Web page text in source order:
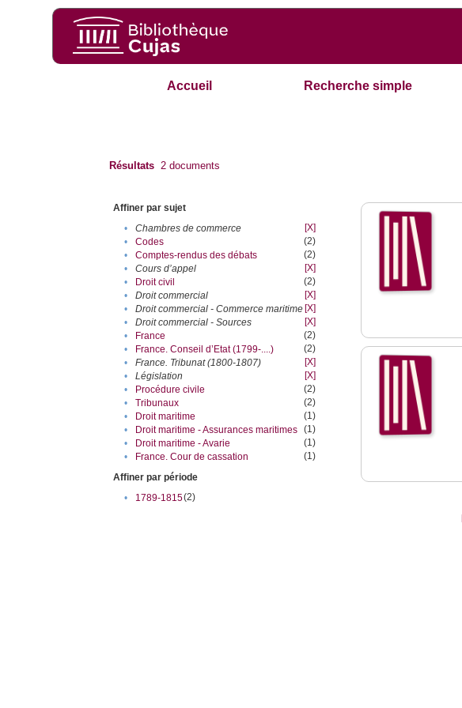
Accueil Recherche simple
Résultats 2 documents
Affiner par sujet
•
Chambres de commerce
[X]
•
Codes
(2)
•
Comptes-rendus des débats
(2)
•
Cours d’appel
[X]
•
Droit civil
(2)
•
Droit commercial
[X]
•
Droit commercial - Commerce maritime [X]
•
Droit commercial - Sources
[X]
•
France
(2)
•
France. Conseil d’Etat (1799-....)
(2)
•
France. Tribunat (1800-1807)
[X]
•
Législation
[X]
•
Procédure civile
(2)
•
Tribunaux
(2)
•
Droit maritime
(1)
•
Droit maritime - Assurances maritimes (1)
•
Droit maritime - Avarie
(1)
•
France. Cour de cassation
(1)
Affiner par période
•
1789-1815(2)